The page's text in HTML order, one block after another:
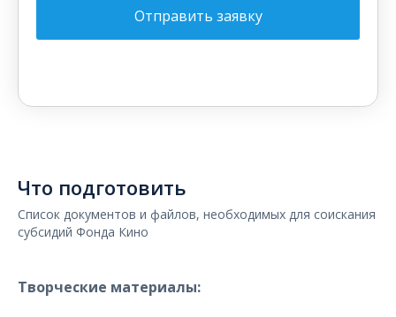
Отправить заявку
Что подготовить
Список документов и файлов, необходимых для соискания
субсидий Фонда Кино
Творческие материалы: